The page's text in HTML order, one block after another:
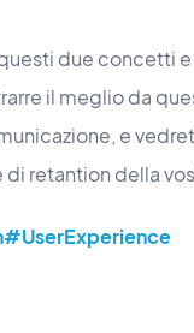
due concetti e
il meglio da
e
di retantion della
#UserExperience